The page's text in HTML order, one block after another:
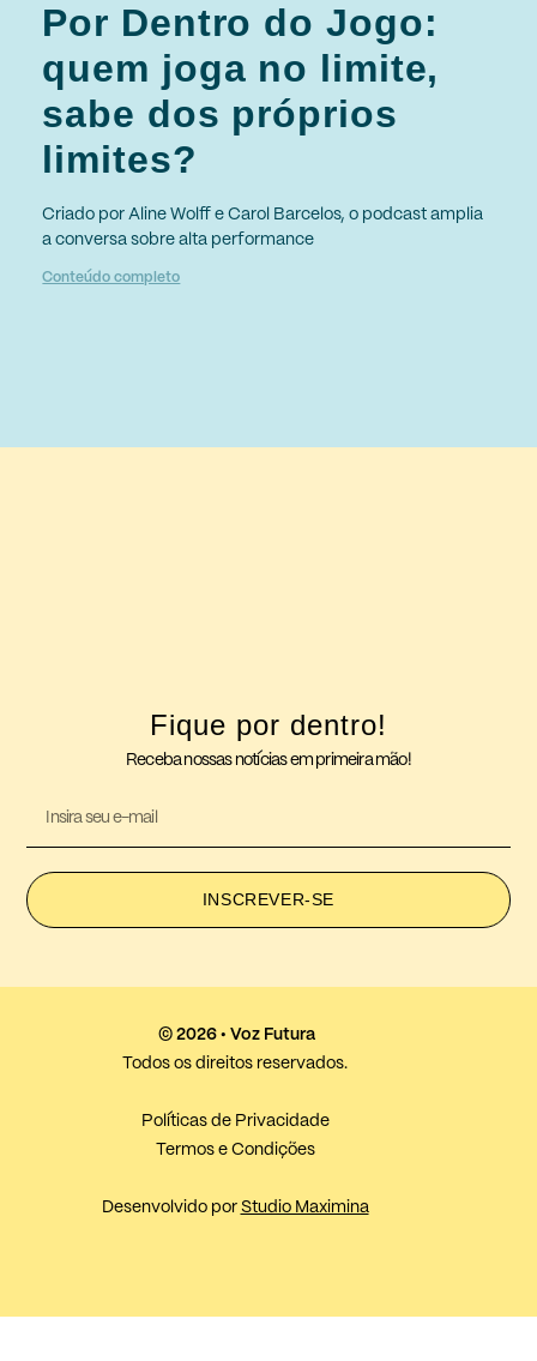
Por Dentro do Jogo:
quem joga no limite,
sabe dos próprios
limites?
Criado por Aline Wolff e Carol Barcelos, o podcast amplia
a conversa sobre alta performance
Conteúdo completo
Fique por dentro!
Receba nossas notícias em primeira mão!
INSCREVER-SE
© 2026 • Voz Futura
Todos os direitos reservados.
Políticas de Privacidade
Termos e Condições
Desenvolvido por Studio Maximina